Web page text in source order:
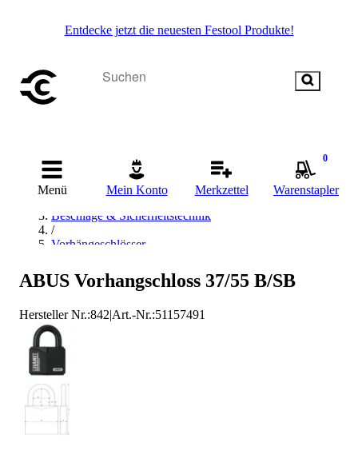
Entdecke jetzt die neuesten Festool Produkte!
Menü Mein Konto Merkzettel
0
Warenstapler
Startseite
Beschläge & Sicherheitstechnik
/
Vorhängeschlösser
ABUS Vorhängeschlösser
ABUS Vorhangschloss 37/55 B/SB
Hersteller Nr.:842|Art.-Nr.:51157491